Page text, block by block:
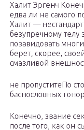
Халит Эргенч
едва ли не самого
Халит —
безупречному телу
позавидовать
берет, скорее,
смазливой
не пропуститеПо
баснословных
Конечно, звание
после того, как он